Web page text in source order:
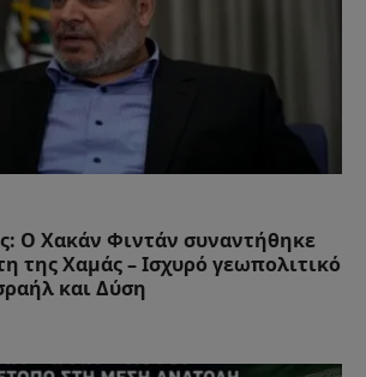
Ο Χακάν Φιντάν συναντήθηκε
της Χαμάς – Ισχυρό γεωπολιτικό
και Δύση